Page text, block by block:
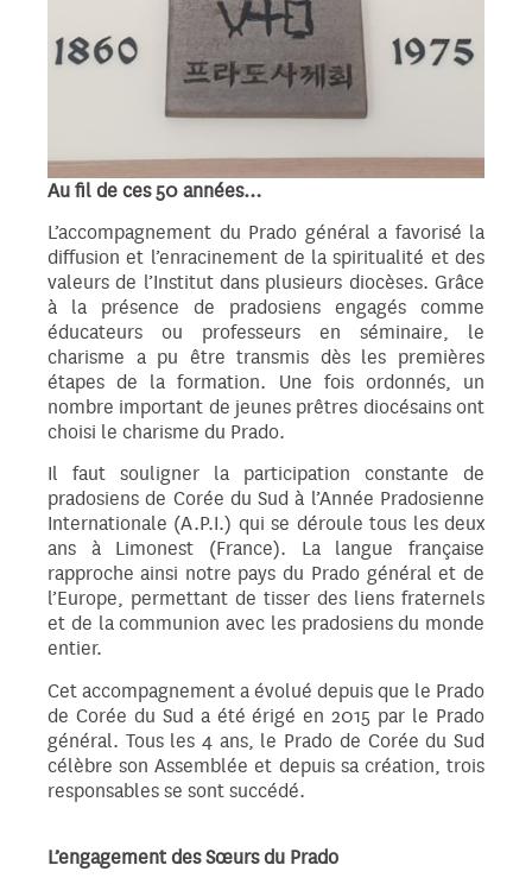
Au fil de ces 50 années…
L’accompagnement du Prado général a favorisé la
diffusion et l’enracinement de la spiritualité et des
valeurs de l’Institut dans plusieurs diocèses. Grâce
à la présence de pradosiens engagés comme
éducateurs ou professeurs en séminaire, le
charisme a pu être transmis dès les premières
étapes de la formation. Une fois ordonnés, un
nombre important de jeunes prêtres diocésains ont
choisi le charisme du Prado.
Il faut souligner la participation constante de
pradosiens de Corée du Sud à l’Année Pradosienne
Internationale (A.P.I.) qui se déroule tous les deux
ans à Limonest (France). La langue française
rapproche ainsi notre pays du Prado général et de
l’Europe, permettant de tisser des liens fraternels
et de la communion avec les pradosiens du monde
entier.
Cet accompagnement a évolué depuis que le Prado
de Corée du Sud a été érigé en 2015 par le Prado
général. Tous les 4 ans, le Prado de Corée du Sud
célèbre son Assemblée et depuis sa création, trois
responsables se sont succédé.
L’engagement des Sœurs du Prado